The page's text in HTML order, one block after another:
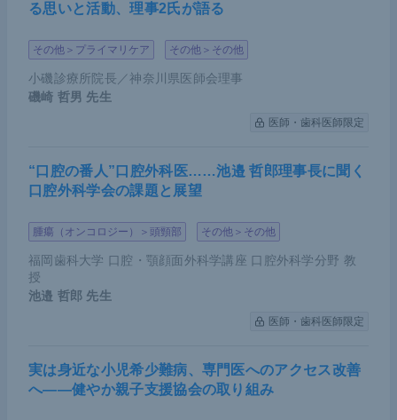
る思いと活動、理事2氏が語る
その他＞プライマリケア その他＞その他
小磯診療所院長／神奈川県医師会理事
磯崎 哲男 先生
医師・歯科医師限定
“口腔の番人”口腔外科医……池邉 哲郎理事長に聞く
口腔外科学会の課題と展望
腫瘍（オンコロジー）＞頭頸部 その他＞その他
福岡歯科大学 口腔・顎顔面外科学講座 口腔外科学分野 教
授
池邉 哲郎 先生
医師・歯科医師限定
実は身近な小児希少難病、専門医へのアクセス改善
へ――健やか親子支援協会の取り組み